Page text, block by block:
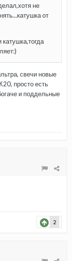
не
от
свечи новые
просто есть
и поддельные
2